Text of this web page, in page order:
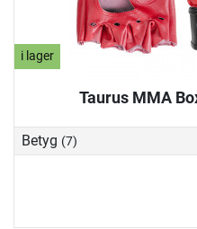
i lager
Taurus MMA
Betyg (7)